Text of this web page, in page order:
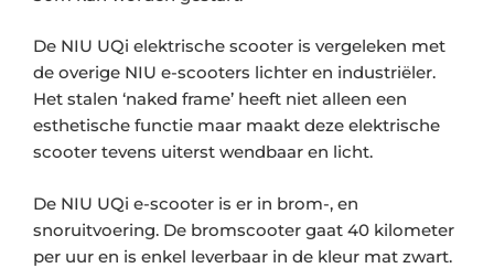
De NIU UQi elektrische scooter is vergeleken met
de overige NIU e-scooters lichter en industriëler.
Het stalen ‘naked frame’ heeft niet alleen een
esthetische functie maar maakt deze elektrische
scooter tevens uiterst wendbaar en licht.
De NIU UQi e-scooter is er in brom-, en
snoruitvoering. De bromscooter gaat 40 kilometer
per uur en is enkel leverbaar in de kleur mat zwart.